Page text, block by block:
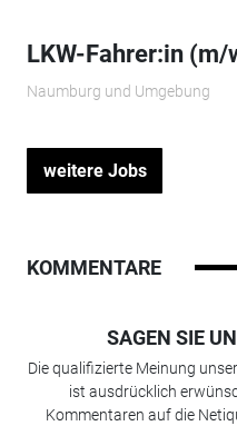
LKW-Fahrer:in (m/
Naumburg und Umgebung
weitere Jobs
KOMMENTARE
SAGEN SIE
Die qualifizierte Meinung
ist ausdrücklich
Kommentaren auf die